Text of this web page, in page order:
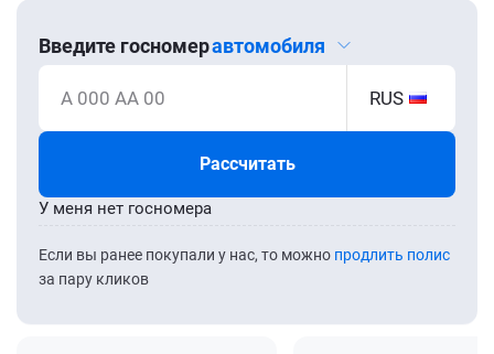
Введите госномеравтомобиля
А 000 АА 00 RUS
Рассчитать
Если вы ранее покупали у нас, то можно продлить полис
за пару кликов
У меня нет госномера